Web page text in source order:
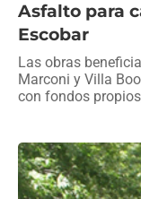
Asfalto para
Escobar
Las obras
Marconi y Villa
con fondos